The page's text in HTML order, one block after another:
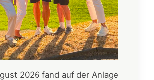
2026 fand auf der Anlage